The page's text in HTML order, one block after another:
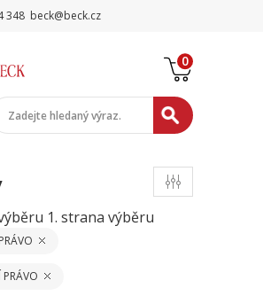
348 beck@beck.cz
0
1. strana výběru